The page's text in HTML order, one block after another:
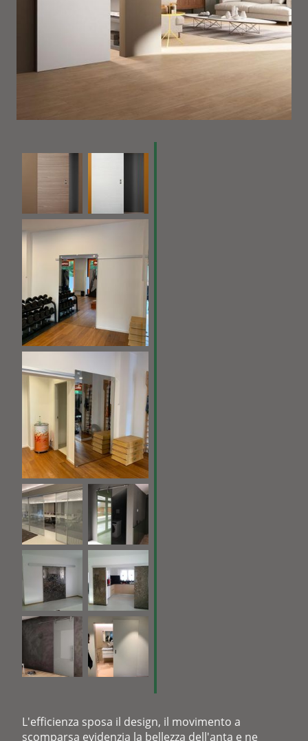
L'efficienza sposa il design, il movimento a
scomparsa evidenzia la bellezza dell'anta e ne